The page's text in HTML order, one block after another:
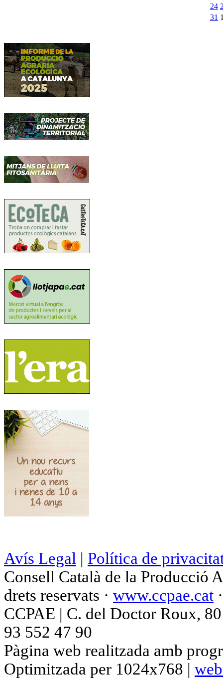
24
31
Avís Legal | Política de
Consell Català de la Producció
drets reservats · www.ccpae.cat
CCPAE | C. del Doctor Roux,
93 552 47 90
Pàgina web realitzada amb
Optimitzada per 1024x768 |